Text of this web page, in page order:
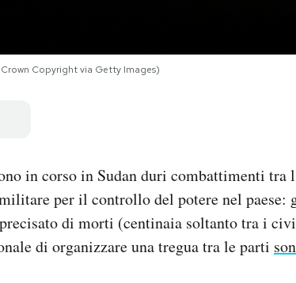
Copyright via Getty Images)
in corso in Sudan duri combattimenti tra
per il controllo del potere nel paese:
di morti (centinaia soltanto tra i
di organizzare una tregua tra le parti